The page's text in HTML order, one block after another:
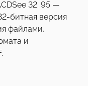
32. 95 —
битная версия
файлами,
и